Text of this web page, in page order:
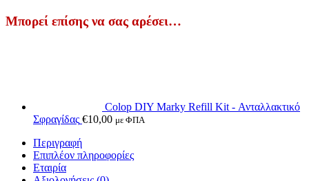
Μπορεί επίσης να σας αρέσει…
Colop DIY Marky Refill Kit - Ανταλλακτικό
Σφραγίδας €10,00 με ΦΠΑ
Περιγραφή
Επιπλέον πληροφορίες
Εταιρία